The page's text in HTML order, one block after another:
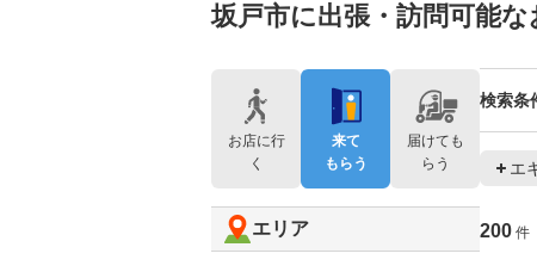
坂戸市に出張・訪問可能
検索条
エ
200 件
お店に行
く
来て
もらう
届けても
らう
エリア